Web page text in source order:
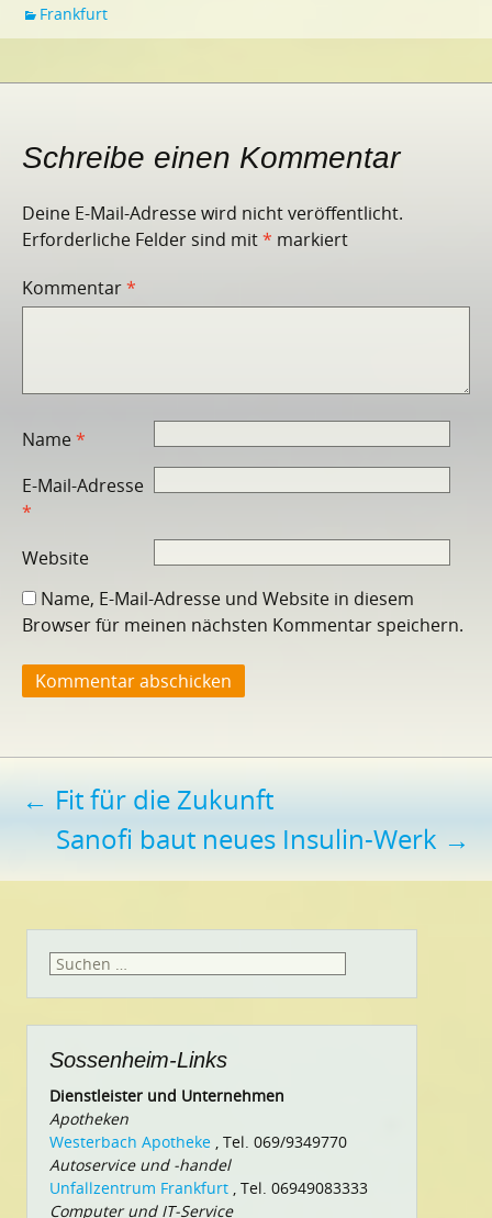
Frankfurt
Schreibe einen Kommentar
Deine E-Mail-Adresse wird nicht veröffentlicht.
Erforderliche Felder sind mit* markiert
Kommentar*
Name*
E-Mail-Adresse
*
Website
Name, E-Mail-Adresse und Website in diesem
Browser für meinen nächsten Kommentar speichern.
Beitragsnavigation
← Fit für die Zukunft
Sanofi baut neues Insulin-Werk →
Suchen
Sossenheim-Links
Dienstleister und Unternehmen
Apotheken
Westerbach Apotheke , Tel. 069/9349770
Autoservice und -handel
Unfallzentrum Frankfurt , Tel. 06949083333
Computer und IT-Service